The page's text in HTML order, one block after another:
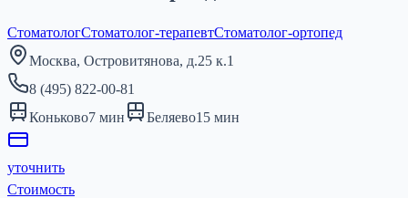
СтоматологСтоматолог-терапевтСтоматолог-ортопед
Москва, Островитянова, д.25 к.1
8 (495) 822-00-81
Коньково7 мин Беляево15 мин
уточнить
Стоимость